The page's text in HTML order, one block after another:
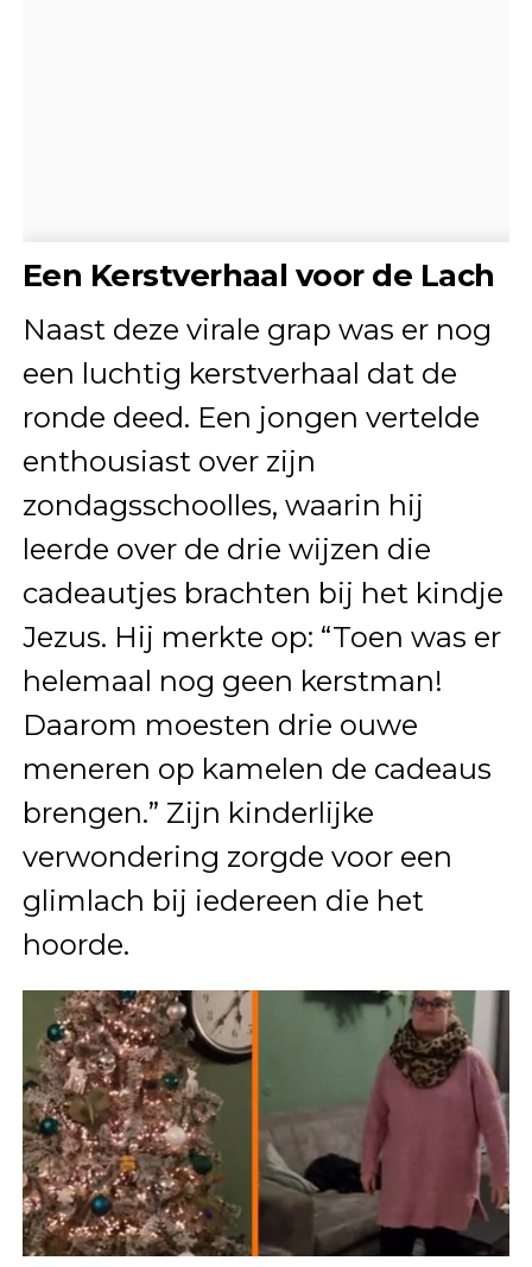
Een Kerstverhaal voor de Lach
Naast deze virale grap was er nog
een luchtig kerstverhaal dat de
ronde deed. Een jongen vertelde
enthousiast over zijn
zondagsschoolles, waarin hij
leerde over de drie wijzen die
cadeautjes brachten bij het kindje
Jezus. Hij merkte op: “Toen was er
helemaal nog geen kerstman!
Daarom moesten drie ouwe
meneren op kamelen de cadeaus
brengen.” Zijn kinderlijke
verwondering zorgde voor een
glimlach bij iedereen die het
hoorde.